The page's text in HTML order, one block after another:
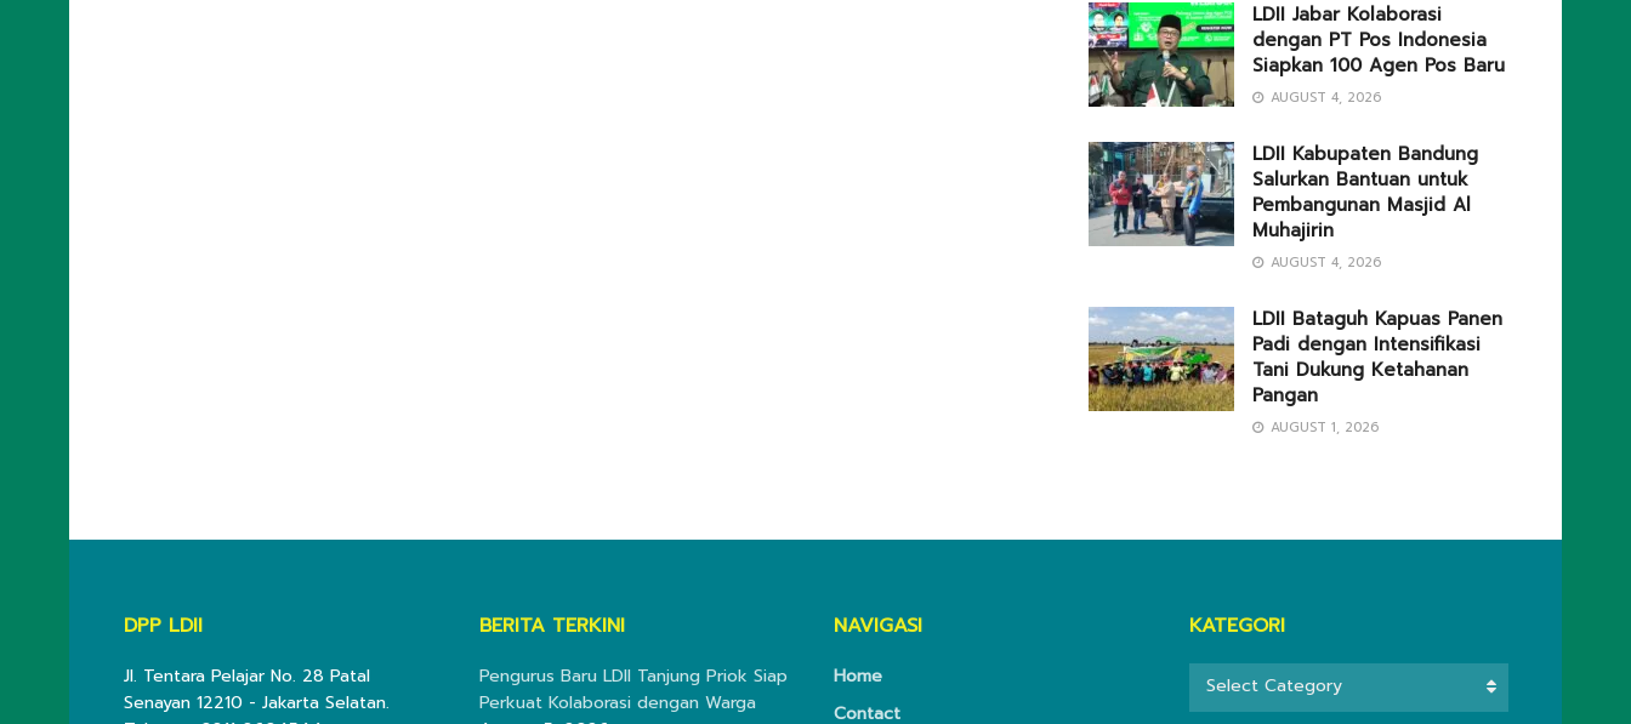
LDII Jabar Kolaborasi
dengan PT Pos Indonesia
Siapkan 100 Agen Pos Baru
AUGUST 4, 2026
LDII Kabupaten Bandung
Salurkan Bantuan untuk
Pembangunan Masjid Al
Muhajirin
AUGUST 4, 2026
LDII Bataguh Kapuas Panen
Padi dengan Intensifikasi
Tani Dukung Ketahanan
Pangan
AUGUST 1, 2026
DPP LDII
Jl. Tentara Pelajar No. 28 Patal
Senayan 12210 - Jakarta Selatan.
BERITA TERKINI
Pengurus Baru LDII Tanjung Priok Siap
Perkuat Kolaborasi dengan Warga
NAVIGASI
Home
Contact
KATEGORI
KATEGORI
Select Category